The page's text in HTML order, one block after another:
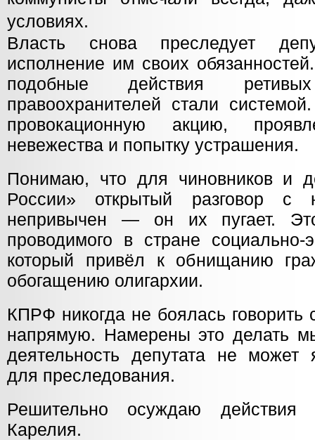
условиях.
Власть снова преследует
исполнение им своих
подобные действия
правоохранителей стали
провокационную акцию,
невежества и попытку устрашения.
Понимаю, что для чиновников и
России» открытый разговор с
непривычен — он их пугает.
проводимого в стране социально-
который привёл к обнищанию
обогащению олигархии.
КПРФ никогда не боялась говорить
напрямую. Намерены это делать
деятельность депутата не может
для преследования.
Решительно осуждаю действия
Карелия.